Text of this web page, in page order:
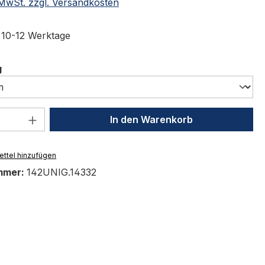
12 Werktage
auswählen
Anzahl: Gib den gewünschten Wert
In den Warenkorb
hinzufügen
142UNIG.14332